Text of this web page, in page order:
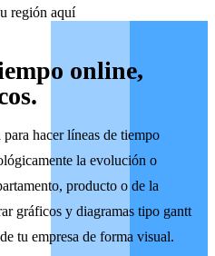
región aquí
online,
hacer líneas de tiempo
la evolución o
producto o de la
gráficos y diagramas tipo gantt
tu empresa de forma visual.